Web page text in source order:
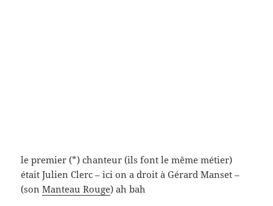
d’en rechercher un) un type extra – et voici, extra
aussi, une réalisatrice, dessinatrice